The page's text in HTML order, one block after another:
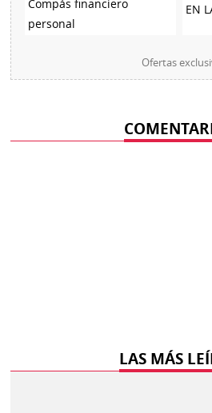
Compás financiero
personal
EN
Ofertas
LAS MÁS